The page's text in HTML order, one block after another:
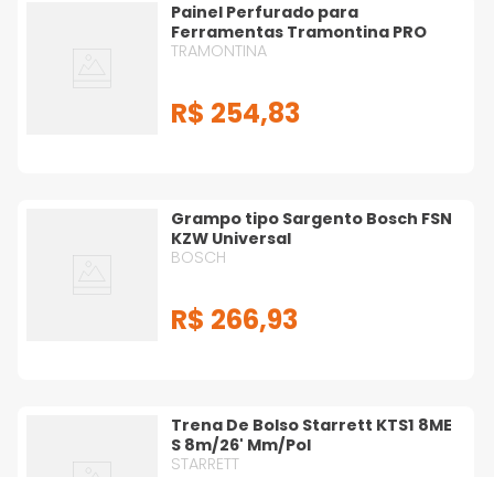
Painel Perfurado para
Ferramentas Tramontina PRO
TRAMONTINA
R$ 254,83
Grampo tipo Sargento Bosch FSN
KZW Universal
BOSCH
R$ 266,93
Trena De Bolso Starrett KTS1 8ME
S 8m/26' Mm/Pol
STARRETT